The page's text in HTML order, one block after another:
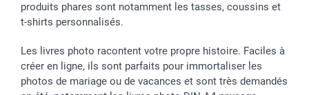
produits phares sont notamment les tasses, coussins et
t-shirts personnalisés.
Les livres photo racontent votre propre histoire. Faciles à
créer en ligne, ils sont parfaits pour immortaliser les
photos de mariage ou de vacances et sont très demandés